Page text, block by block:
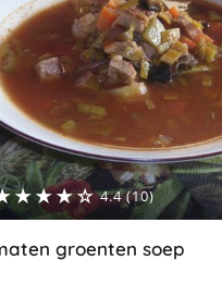
4.4 (10)
groenten soep